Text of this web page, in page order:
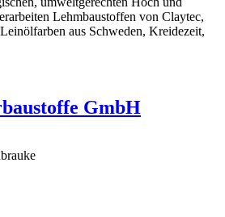
Lehmbaustoffen von Claytec,
aus Schweden, Kreidezeit,
GmbH